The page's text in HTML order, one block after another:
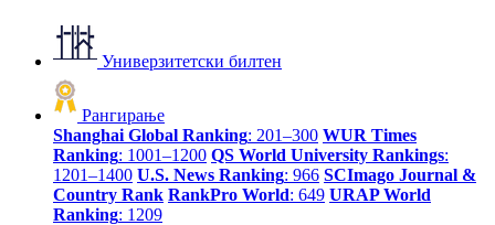
Универзитетски билтен
Рангирање
Shanghai Global Ranking: 201–300 WUR Times
Ranking: 1001–1200 QS World University Rankings:
1201–1400 U.S. News Ranking: 966 SCImago Journal &
Country Rank RankPro World: 649 URAP World
Ranking: 1209